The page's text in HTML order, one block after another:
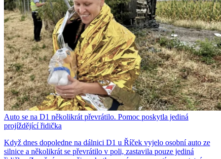
Auto se na D1 několikrát převrátilo. Pomoc poskytla jediná
projíždějící řidička
Když dnes dopoledne na dálnici D1 u Říček vyjelo osobní auto ze
silnice a několikrát se převrátilo v poli, zastavila pouze jediná